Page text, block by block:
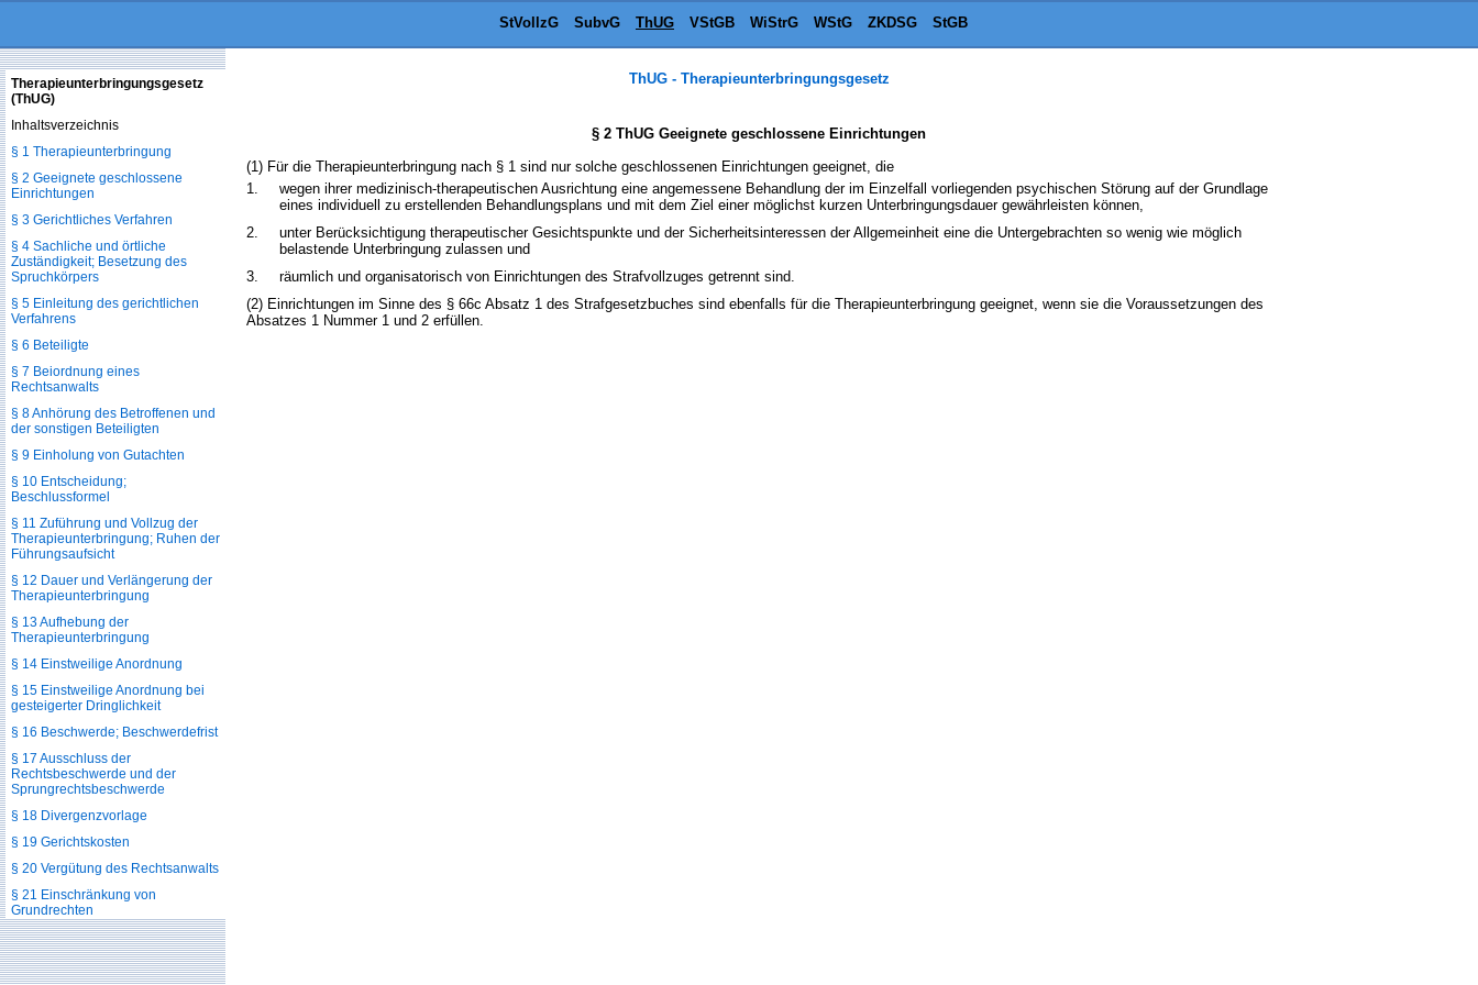
StVollzG SubvG ThUG VStGB WiStrG WStG ZKDSG StGB
ThUG - Therapieunterbringungsgesetz
§ 2 ThUG Geeignete geschlossene Einrichtungen
(1) Für die Therapieunterbringung nach § 1 sind nur solche geschlossenen Einrichtungen geeignet, die
1.
wegen ihrer medizinisch-therapeutischen Ausrichtung eine angemessene Behandlung der im Einzelfall vorliegenden psychischen Störung auf der Grundlage
eines individuell zu erstellenden Behandlungsplans und mit dem Ziel einer möglichst kurzen Unterbringungsdauer gewährleisten können,
2.
unter Berücksichtigung therapeutischer Gesichtspunkte und der Sicherheitsinteressen der Allgemeinheit eine die Untergebrachten so wenig wie möglich
belastende Unterbringung zulassen und
3.
räumlich und organisatorisch von Einrichtungen des Strafvollzuges getrennt sind.
(2) Einrichtungen im Sinne des § 66c Absatz 1 des Strafgesetzbuches sind ebenfalls für die Therapieunterbringung geeignet, wenn sie die Voraussetzungen des
Absatzes 1 Nummer 1 und 2 erfüllen.
Therapieunterbringungsgesetz
(ThUG)
Inhaltsverzeichnis
§ 1 Therapieunterbringung
§ 2 Geeignete geschlossene
Einrichtungen
§ 3 Gerichtliches Verfahren
§ 4 Sachliche und örtliche
Zuständigkeit; Besetzung des
Spruchkörpers
§ 5 Einleitung des gerichtlichen
Verfahrens
§ 6 Beteiligte
§ 7 Beiordnung eines
Rechtsanwalts
§ 8 Anhörung des Betroffenen und
der sonstigen Beteiligten
§ 9 Einholung von Gutachten
§ 10 Entscheidung;
Beschlussformel
§ 11 Zuführung und Vollzug der
Therapieunterbringung; Ruhen der
Führungsaufsicht
§ 12 Dauer und Verlängerung der
Therapieunterbringung
§ 13 Aufhebung der
Therapieunterbringung
§ 14 Einstweilige Anordnung
§ 15 Einstweilige Anordnung bei
gesteigerter Dringlichkeit
§ 16 Beschwerde; Beschwerdefrist
§ 17 Ausschluss der
Rechtsbeschwerde und der
Sprungrechtsbeschwerde
§ 18 Divergenzvorlage
§ 19 Gerichtskosten
§ 20 Vergütung des Rechtsanwalts
§ 21 Einschränkung von
Grundrechten